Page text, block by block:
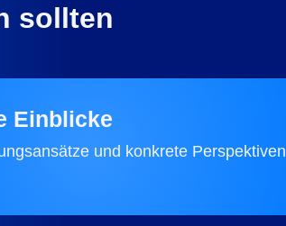
sollten
Einblicke
und konkrete Perspektiven